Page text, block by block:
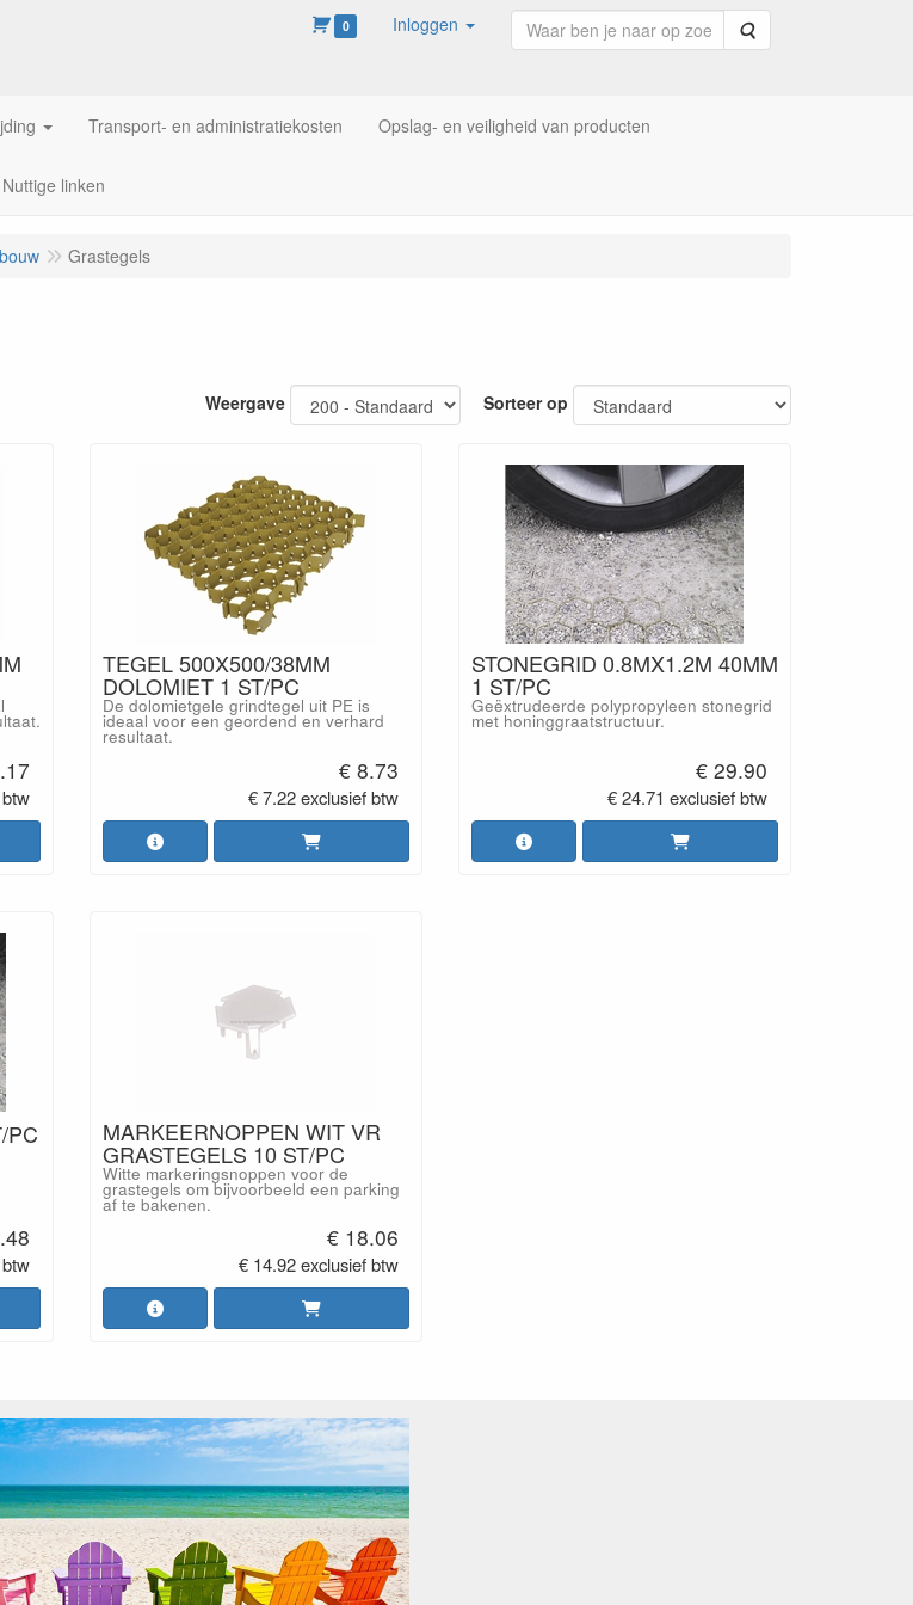
0 Inloggen Zoeken
Transport- en administratiekosten Opslag- en veiligheid van producten
Nuttige linken
Grastegels
Weergave Sorteer op
TEGEL 500X500/38MM
DOLOMIET 1 ST/PC
De dolomietgele grindtegel uit PE is
ideaal voor een geordend en verhard
resultaat.
€ 8.73
€ 7.22 exclusief btw
STONEGRID 0.8MX1.2M 40MM
1 ST/PC
Geëxtrudeerde polypropyleen stonegrid
met honinggraatstructuur.
€ 29.90
€ 24.71 exclusief btw
PC MARKEERNOPPEN WIT VR
GRASTEGELS 10 ST/PC
Witte markeringsnoppen voor de
grastegels om bijvoorbeeld een parking
af te bakenen.
€ 18.06
€ 14.92 exclusief btw